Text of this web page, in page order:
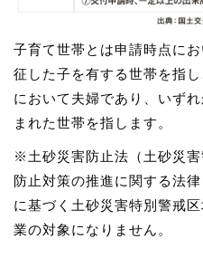
子育て世帯とは申請時点に
征した子を有する世帯を指
において夫婦であり、いず
まれた世帯を指します。
※土砂災害防止法（土砂災
防止対策の推進に関する法
に基づく土砂災害特別警戒
業の対象になりません。